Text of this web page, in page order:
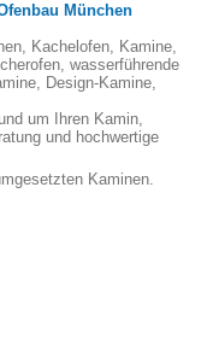
München
Kachelofen, Kamine,
wasserführende
Design-Kamine,
um Ihren Kamin,
und hochwertige
Kaminen.